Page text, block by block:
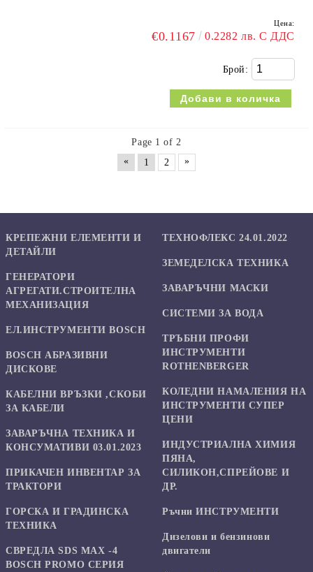
Цена:
€0.1167 0.2282 лв. С ДДС
Брой:
Page 1 of 2
«
1 2 »
КРЕПЕЖНИ ЕЛЕМЕНТИ И
ДЕТАЙЛИ
ГЕНЕРАТОРИ
АГРЕГАТИ.СТРОИТЕЛНА
МЕХАНИЗАЦИЯ
ЕЛ.ИНСТРУМЕНТИ BOSCH
BOSCH АБРАЗИВНИ
ДИСКОВЕ
КАБЕЛНИ ВРЪЗКИ ,СКОБИ
ЗА КАБЕЛИ
ЗАВАРЪЧНА ТЕХНИКА И
КОНСУМАТИВИ 03.01.2023
ПРИКАЧЕН ИНВЕНТАР ЗА
ТРАКТОРИ
ГОРСКА И ГРАДИНСКА
ТЕХНИКА
СВРЕДЛА SDS MAX -4
BOSCH PROMO СЕРИЯ
ТЕХНОФЛЕКС 24.01.2022
ЗЕМЕДЕЛСКА ТЕХНИКА
ЗАВАРЪЧНИ МАСКИ
СИСТЕМИ ЗА ВОДА
ТРЪБНИ ПРОФИ
ИНСТРУМЕНТИ
ROTHENBERGER
КОЛЕДНИ НАМАЛЕНИЯ НА
ИНСТРУМЕНТИ СУПЕР
ЦЕНИ
ИНДУСТРИАЛНА ХИМИЯ
ПЯНА,
СИЛИКОН,СПРЕЙОВЕ И
ДР.
Ръчни ИНСТРУМЕНТИ
Дизелови и бензинови
двигатели